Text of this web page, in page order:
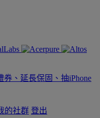
券、延長保固、抽iPhone
的社群 登出